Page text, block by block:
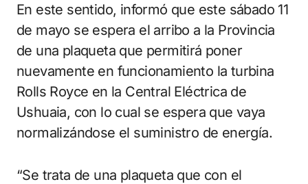
En este sentido, informó que este sábado 11
de mayo se espera el arribo a la Provincia
de una plaqueta que permitirá poner
nuevamente en funcionamiento la turbina
Rolls Royce en la Central Eléctrica de
Ushuaia, con lo cual se espera que vaya
normalizándose el suministro de energía.
“Se trata de una plaqueta que con el